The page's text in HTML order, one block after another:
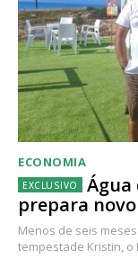
ECONOMIA
Água
prepara
Menos de seis
tempestade Kristin, o